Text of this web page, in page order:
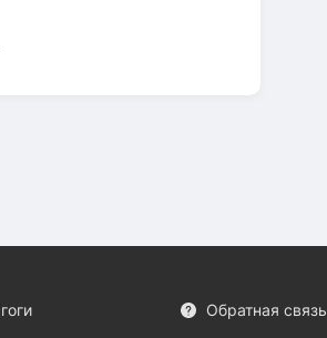
Обратная связь